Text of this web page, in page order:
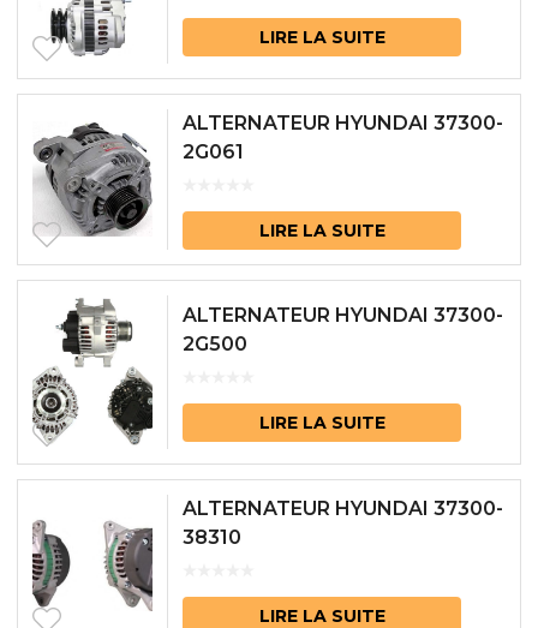
LIRE LA SUITE
ALTERNATEUR HYUNDAI 37300-
2G061
LIRE LA SUITE
ALTERNATEUR HYUNDAI 37300-
2G500
LIRE LA SUITE
ALTERNATEUR HYUNDAI 37300-
38310
LIRE LA SUITE